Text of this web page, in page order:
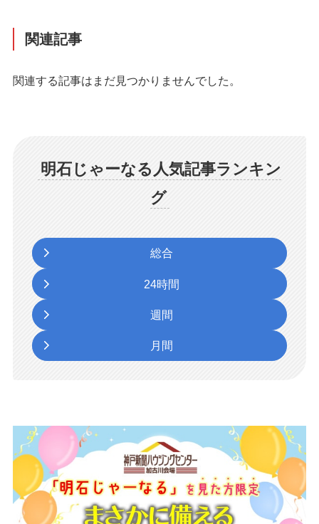
関連記事
関連する記事はまだ見つかりませんでした。
明石じゃーなる人気記事ランキン
グ
総合
24時間
週間
月間